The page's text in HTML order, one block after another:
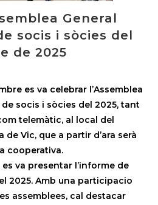
General
socis i sòcies del
de 2025
es va celebrar l’Assemblea
socis i sòcies del 2025, tant
telemàtic, al local del
de Vic, que a partir d’ara serà
cooperativa.
va presentar l’informe de
2025. Amb una participacio
assemblees, cal destacar